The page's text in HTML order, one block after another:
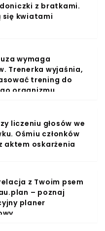
z bratkami.
się kwiatami
wymaga
Trenerka wyjaśnia,
trening do
organizmu
liczeniu głosów we
Ośmiu członków
aktem oskarżenia
z Twoim psem
– poznaj
planer